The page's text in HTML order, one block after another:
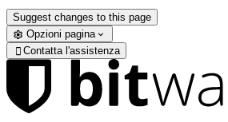
Suggest changes to this page
Opzioni pagina
 Contatta l'assistenza